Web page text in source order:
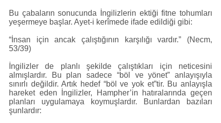
Bu çabaların sonucunda İngilizlerin ektiği fitne tohumları
yeşermeye başlar. Ayet-i kerîmede ifade edildiği gibi:
“İnsan için ancak çalıştığının karşılığı vardır.” (Necm,
53/39)
İngilizler de planlı şekilde çalıştıkları için neticesini
almışlardır. Bu plan sadece “böl ve yönet” anlayışıyla
sınırlı değildir. Artık hedef “böl ve yok et”tir. Bu anlayışla
hareket eden İngilizler, Hampher’in hatıralarında geçen
planları uygulamaya koymuşlardır. Bunlardan bazıları
şunlardır: